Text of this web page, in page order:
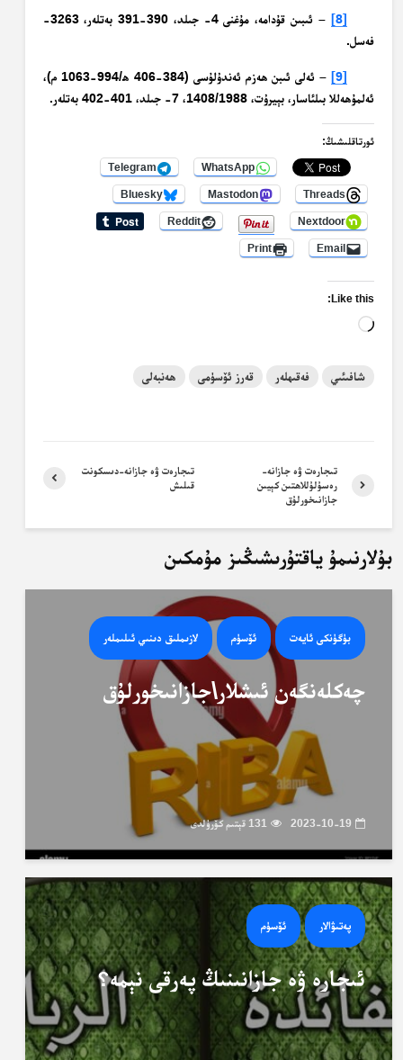
[8]
– ئىبىن قۇدامە، مۇغنى 4- جىلد، 390-391 بەتلەر، 3263-
فەسل.
[9]
– ئەلى ئىبن ھەزم ئەندۇلۇسى (384-406 ھ/994-1063 م)،
ئەلمۇھەللا بىلئاسار، بېيرۇت، 1408/1988، 7- جىلد، 401-402 بەتلەر.
ئورتاقلىشىڭ:
WhatsApp
Telegram
Threads
Mastodon
Bluesky
Nextdoor
Reddit
Email
Print
Like this:
Loading…
شافىئىي فەقىھلەر قەرز ئۆسۈمى ھەنبەلى
تىجارەت ۋە جازانە-دىسكونت
قىلىش
تىجارەت ۋە جازانە-
رەسۇلۇللاھتىن كېيىن
جازانىخورلۇق
بۇلارنىمۇ ياقتۇرىشىڭىز مۇمكىن
بۈگۈنكى ئايەت ئۆسۈم لازىملىق دىنىي ئىلىملەر
چەكلەنگەن ئىشلار\جازانىخورلۇق
2023-10-19 131 قېتىم كۆرۈلدى
پەتىۋالار ئۆسۈم
ئىجارە ۋە جازانىنىڭ پەرقى نېمە؟